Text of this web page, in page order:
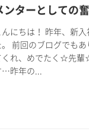
ンターとしての
にちは！ 昨年、新
前回のブログでも
れ、めでたく☆先輩
…昨年の...